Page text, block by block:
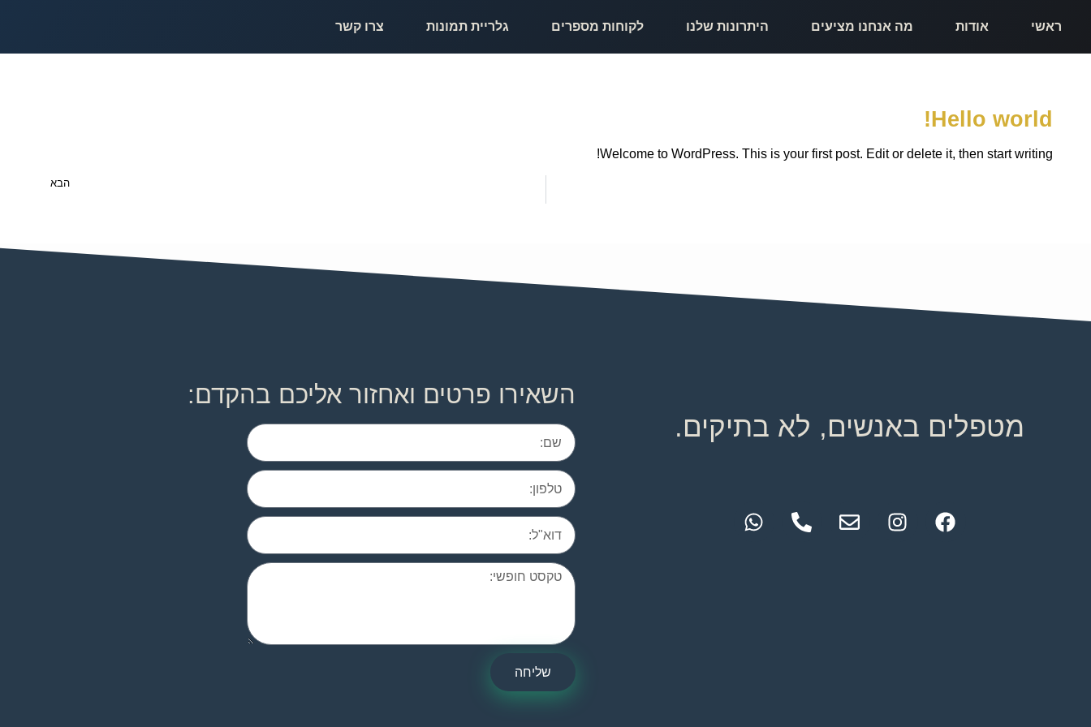
ראשי אודות מה אנחנו מציעים היתרונות שלנו לקוחות מספרים גלריית תמונות צרו קשר
Hello world!
Welcome to WordPress. This is your first post. Edit or delete it, then start writing!
הבא
מטפלים באנשים, לא בתיקים.
השאירו פרטים ואחזור אליכם בהקדם:
שליחה